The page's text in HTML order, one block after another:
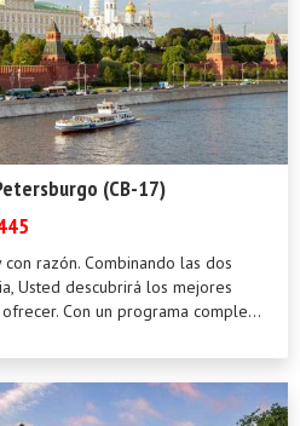
(CB-17)
razón. Combinando las dos
Usted descubrirá los mejores
Con un programa comple...